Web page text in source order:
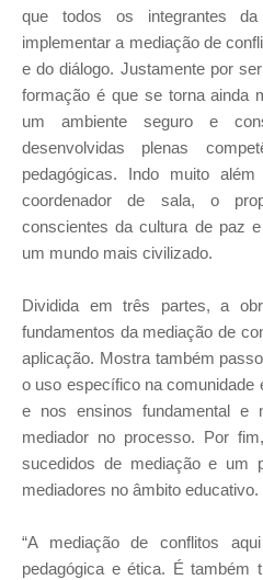
que todos os integrantes
implementar a mediação de
e do diálogo. Justamente por
formação é que se torna ainda
um ambiente seguro e
desenvolvidas plenas
pedagógicas. Indo muito
coordenador de sala, o
conscientes da cultura de paz
um mundo mais civilizado.
Dividida em três partes, a
fundamentos da mediação de
aplicação. Mostra também
o uso específico na comunidade
e nos ensinos fundamental e
mediador no processo. Por
sucedidos de mediação e um
mediadores no âmbito educativo.
“A mediação de conflitos
pedagógica e ética. É também